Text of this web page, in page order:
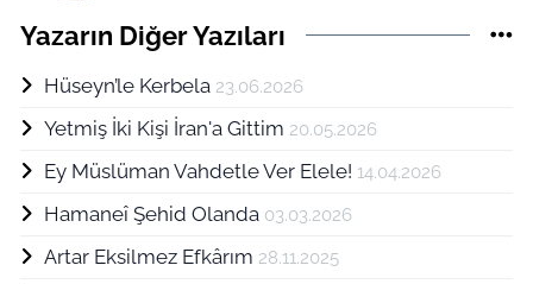
Yazarın Diğer Yazıları
Hüseyn’le Kerbela 23.06.2026
Yetmiş İki Kişi İran'a Gittim 20.05.2026
Ey Müslüman Vahdetle Ver Elele! 14.04.2026
Hamaneî Şehid Olanda 03.03.2026
Artar Eksilmez Efkârım 28.11.2025